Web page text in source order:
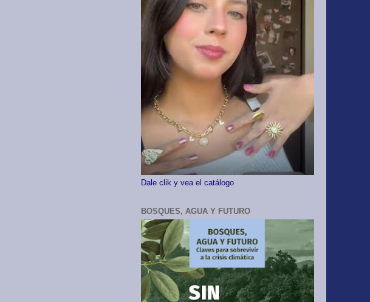
Dale clik y vea el catálogo
BOSQUES, AGUA Y FUTURO